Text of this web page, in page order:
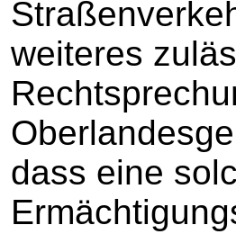
weiteres
dass eine